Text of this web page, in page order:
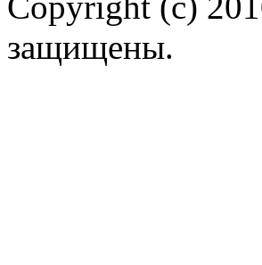
защищены.